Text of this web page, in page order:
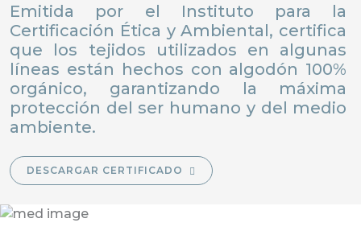
Emitida por el Instituto para la
Certificación Ética y Ambiental, certifica
que los tejidos utilizados en algunas
líneas están hechos con algodón 100%
orgánico, garantizando la máxima
protección del ser humano y del medio
ambiente.
DESCARGAR CERTIFICADO